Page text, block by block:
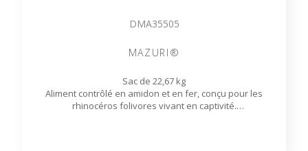
DMA35505
MAZURI®
Sac de 22,67 kg
Aliment contrôlé en amidon et en fer, conçu pour les
rhinocéros folivores vivant en captivité.